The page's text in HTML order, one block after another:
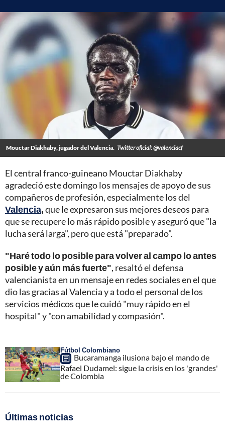
Mouctar Diakhaby, jugador del Valencia. Twitter oficial: @valenciacf
El central franco-guineano Mouctar Diakhaby
agradeció este domingo los mensajes de apoyo de sus
compañeros de profesión, especialmente los del
Valencia,que le expresaron sus mejores deseos para
que se recupere lo más rápido posible y aseguró que "la
lucha será larga", pero que está "preparado".
"Haré todo lo posible para volver al campo lo antes
posible y aún más fuerte", resaltó el defensa
valencianista en un mensaje en redes sociales en el que
dio las gracias al Valencia y a todo el personal de los
servicios médicos que le cuidó "muy rápido en el
hospital" y "con amabilidad y compasión".
Fútbol Colombiano
Bucaramanga ilusiona bajo el mando de
Rafael Dudamel: sigue la crisis en los 'grandes'
de Colombia
Últimas noticias